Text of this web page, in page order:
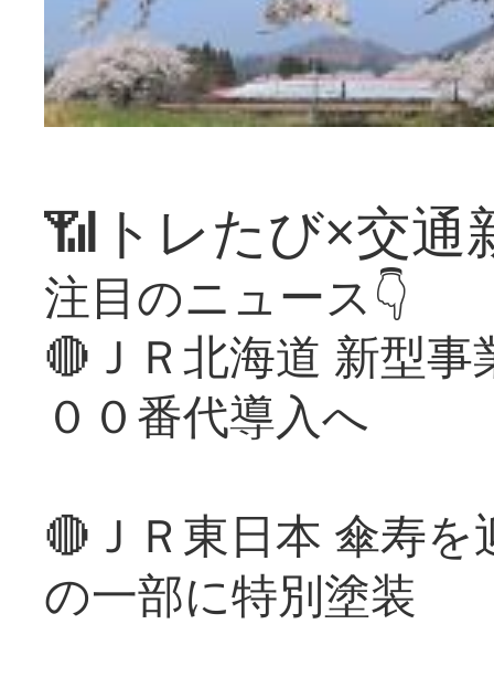
📶トレたび×交通
注目のニュース👇
🔴ＪＲ北海道 新型
００番代導入へ
🔴ＪＲ東日本 傘寿
の一部に特別塗装